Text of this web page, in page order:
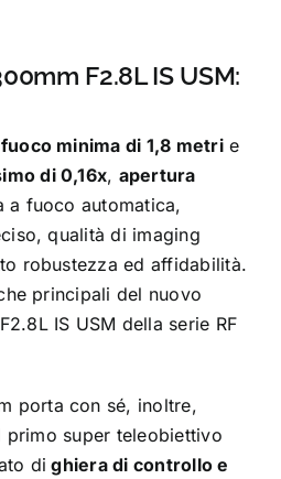
F2.8L IS USM:
minima di 1,8 metrie
di 0,16x, apertura
a fuoco automatica,
qualità di imaging
robustezza ed affidabilità.
principali del nuovo
IS USM della serie RF
porta con sé, inoltre,
super teleobiettivo
di ghiera di controllo e